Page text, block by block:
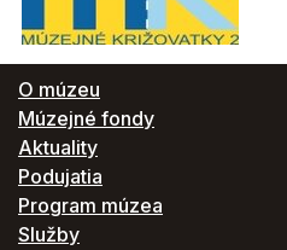
O múzeu
Múzejné fondy
Aktuality
Podujatia
Program múzea
Služby